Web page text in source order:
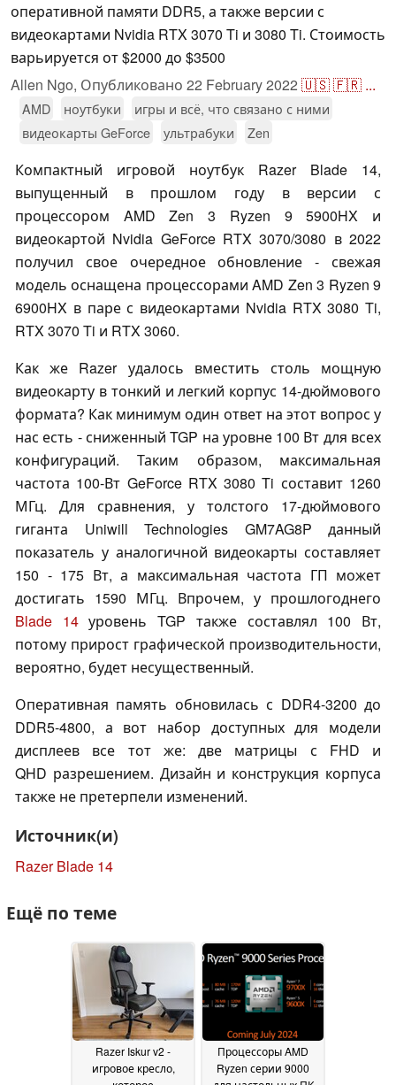
оперативной памяти DDR5, а также версии с
видеокартами Nvidia RTX 3070 Ti и 3080 Ti. Стоимость
варьируется от $2000 до $3500
Allen Ngo, Опубликовано 22 February 2022 🇺🇸🇫🇷 ...
AMD ноутбуки
игры и всё, что связано с ними
видеокарты GeForce
ультрабуки Zen
Компактный игровой ноутбук Razer Blade 14,
выпущенный в прошлом году в версии с
процессором AMD Zen 3 Ryzen 9 5900HX и
видеокартой Nvidia GeForce RTX 3070/3080 в 2022
получил свое очередное обновление - свежая
модель оснащена процессорами AMD Zen 3 Ryzen 9
6900HX в паре с видеокартами Nvidia RTX 3080 Ti,
RTX 3070 Ti и RTX 3060.
Как же Razer удалось вместить столь мощную
видеокарту в тонкий и легкий корпус 14-дюймового
формата? Как минимум один ответ на этот вопрос у
нас есть - сниженный TGP на уровне 100 Вт для всех
конфигураций. Таким образом, максимальная
частота 100-Вт GeForce RTX 3080 Ti составит 1260
МГц. Для сравнения, у толстого 17-дюймового
гиганта Uniwill Technologies GM7AG8P данный
показатель у аналогичной видеокарты составляет
150 - 175 Вт, а максимальная частота ГП может
достигать 1590 МГц. Впрочем, у прошлогоднего
Blade 14уровень TGP также составлял 100 Вт,
потому прирост графической производительности,
вероятно, будет несущественный.
Оперативная память обновилась с DDR4-3200 до
DDR5-4800, а вот набор доступных для модели
дисплеев все тот же: две матрицы с FHD и
QHD разрешением. Дизайн и конструкция корпуса
также не претерпели изменений.
Источник(и)
Razer Blade 14
Ещё по теме
Razer Iskur v2 -
игровое кресло,
Процессоры AMD
Ryzen серии 9000